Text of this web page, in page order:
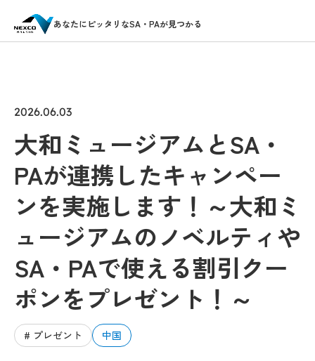
あなたにピッタリなSA・PAが見つかる
2026.06.03
大和ミュージアムとSA・
PAが連携したキャンペー
ンを実施します！～大和ミ
ュージアムのノベルティや
SA・PAで使える割引クー
ポンをプレゼント！～
# プレゼント 中国